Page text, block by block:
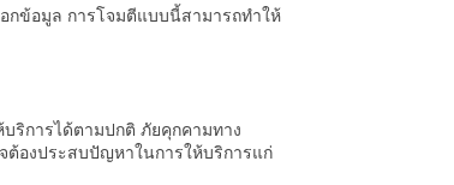
กข้อมูล การโจมตีแบบนี้สามารถทำให้
ริการได้ตามปกติ ภัยคุกคามทาง
ต้องประสบปัญหาในการให้บริการแก่